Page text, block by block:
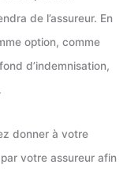
de l’assureur. En
option, comme
d’indemnisation,
.
donner à votre
votre assureur afin